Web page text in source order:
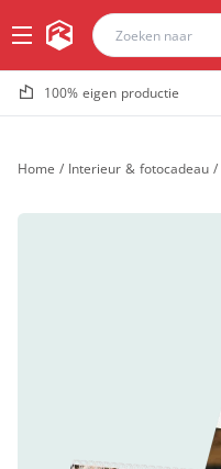
100% eigen productie
Home / Interieur & fotocadeau /